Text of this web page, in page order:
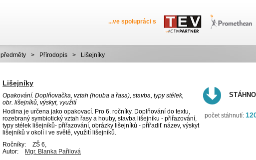
...ve spolupráci s
předměty > Přírodopis > Lišejníky
Lišejníky
Opakování. Doplňovačka, vztah (houba a řasa), stavba, typy stélek,
obr. lišejníků, výskyt, využití
Hodina je určena jako opakovací. Pro 6. ročníky. Doplňování do textu,
rozebraný symbiotický vztah řasy a houby, stavba lišejníku - přiřazování,
typy stélek lišejníků- přiřazování, obrázky lišejníků - přiřadiť název, výskyt
lišejníků v okolí i ve světě, využití lišejníků.
Ročníky:
ZŠ 6,
Autor:
Mgr. Blanka Pařilová
počet stáhnutí: